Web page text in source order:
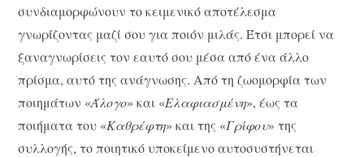
συνδιαμορφώνουν το κειμενικό αποτέλεσμα
γνωρίζοντας μαζί σου για ποιόν μιλάς. Έτσι μπορεί να
ξαναγνωρίσεις τον εαυτό σου μέσα από ένα άλλο
πρίσμα, αυτό της ανάγνωσης. Από τη ζωομορφία των
ποιημάτων «Άλογο» και «Ελαφιασμένη», έως τα
ποιήματα του «Καθρέφτη» και της «Γρίφου» της
συλλογής, το ποιητικό υποκείμενο αυτοσυστήνεται